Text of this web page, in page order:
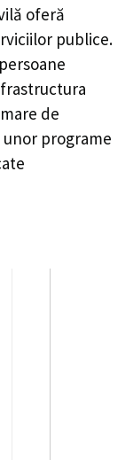
oferă
publice.
de
programe